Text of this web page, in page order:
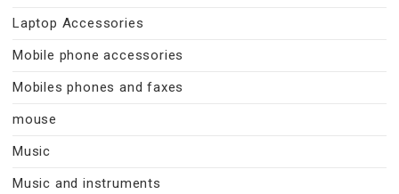
Laptop Accessories
Mobile phone accessories
Mobiles phones and faxes
mouse
Music
Music and instruments